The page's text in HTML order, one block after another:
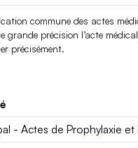
commune des actes
grande précision l’acte
précisément.
- Actes de Prophylaxie